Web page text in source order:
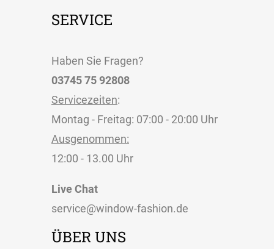
SERVICE
Haben Sie Fragen?
03745 75 92808
Servicezeiten:
Montag - Freitag: 07:00 - 20:00 Uhr
Ausgenommen:
12:00 - 13.00 Uhr
Live Chat
service@window-fashion.de
ÜBER UNS